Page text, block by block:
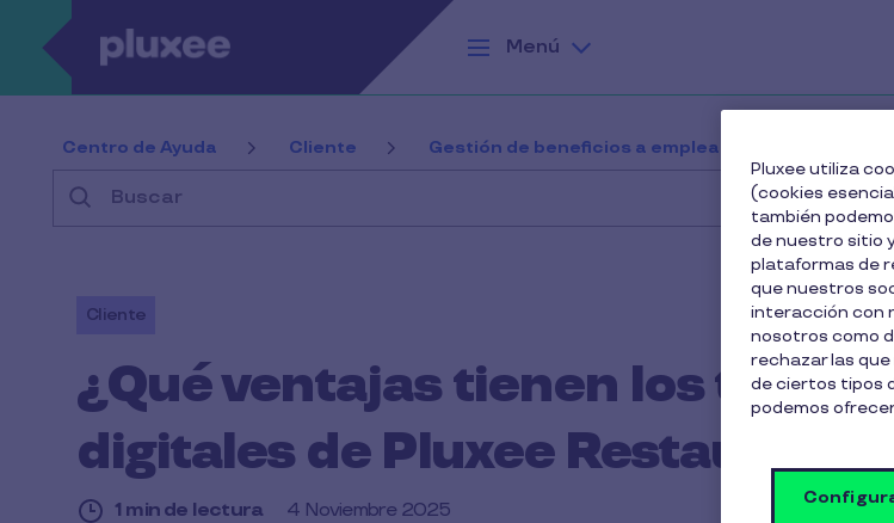
Pasar al contenido principal
Menú
Centro de Ayuda Cliente Gestión de beneficios a empleados
Cliente
¿Qué ventajas tienen los tickets
digitales de Pluxee
1 min de lectura 4 Noviembre 2025
Pluxee utiliza
(cookies
también
de nuestro sitio
plataformas de
que nuestros
interacción con
nosotros como
rechazar las
de ciertos tipos
podemos